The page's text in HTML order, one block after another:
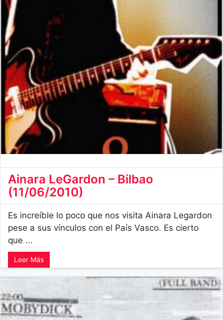
Ainara LeGardon – Bilbao
(11/06/2010)
Es increíble lo poco que nos visita Ainara Legardon
pese a sus vínculos con el País Vasco. Es cierto
que ...
Leer Más